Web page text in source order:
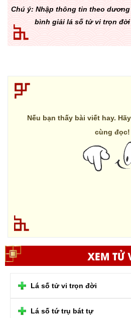
Chú ý: Nhập thông tin theo
bình giải lá số tử vi trọn
Nếu bạn thấy bài viết hay.
cùng đọc!
XEM TỬ
Lá số tử vi trọn đời
Lá số tứ trụ bát tự